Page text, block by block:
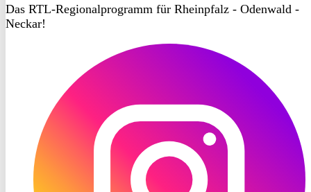
Das RTL-Regionalprogramm für Rheinpfalz - Odenwald -
Neckar!
Instagram